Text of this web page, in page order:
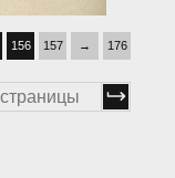
156 157 → 176